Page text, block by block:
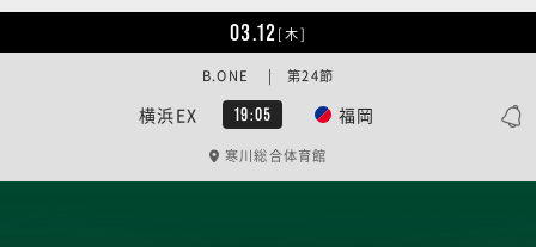
03.12[木]
横浜EX 19:05 福岡
B.ONE | 第24節
寒川総合体育館